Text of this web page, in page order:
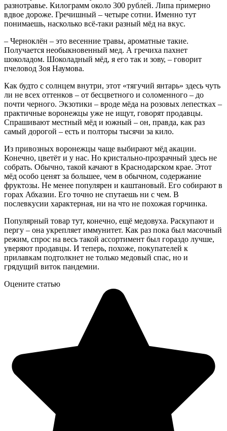
разнотравье. Килограмм около 300 рублей. Липа примерно
вдвое дороже. Гречишный – четыре сотни. Именно тут
понимаешь, насколько всё-таки разный мёд на вкус.
– Черноклён – это весенние травы, ароматные такие.
Получается необыкновенный мед. А гречиха пахнет
шоколадом. Шоколадный мёд, я его так и зову, – говорит
пчеловод Зоя Наумова.
Как будто с солнцем внутри, этот «тягучий янтарь» здесь чуть
ли не всех оттенков – от бесцветного и соломенного – до
почти черного. Экзотики – вроде мёда на розовых лепестках –
практичные воронежцы уже не ищут, говорят продавцы.
Спрашивают местный мёд и южный – он, правда, как раз
самый дорогой – есть и полторы тысячи за кило.
Из привозных воронежцы чаще выбирают мёд акации.
Конечно, цветёт и у нас. Но кристально-прозрачный здесь не
собрать. Обычно, такой качают в Краснодарском крае. Этот
мёд особо ценят за большее, чем в обычном, содержание
фруктозы. Не менее популярен и каштановый. Его собирают в
горах Абхазии. Его точно не спутаешь ни с чем. В
послевкусии характерная, ни на что не похожая горчинка.
Популярный товар тут, конечно, ещё медовуха. Раскупают и
пергу – она укрепляет иммунитет. Как раз пока был масочный
режим, спрос на весь такой ассортимент был гораздо лучше,
уверяют продавцы. И теперь, похоже, покупателей к
прилавкам подтолкнет не только медовый спас, но и
грядущий виток пандемии.
Оцените статью